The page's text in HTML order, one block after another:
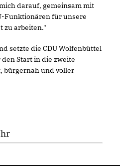
darauf, gemeinsam mit
Funktionären für unsere
zu arbeiten."
setzte die CDU Wolfenbüttel
Start in die zweite
bürgernah und voller